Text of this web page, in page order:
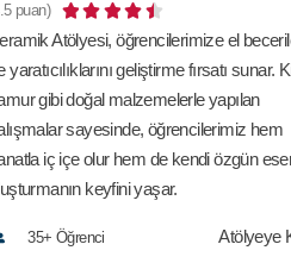
puan)     
Atölyesi, öğrencilerimize el
yaratıcılıklarını geliştirme fırsatı sunar.
gibi doğal malzemelerle yapılan
sayesinde, öğrencilerimiz hem
iç içe olur hem de kendi özgün
keyfini yaşar.
35+ Öğrenci Atölyeye